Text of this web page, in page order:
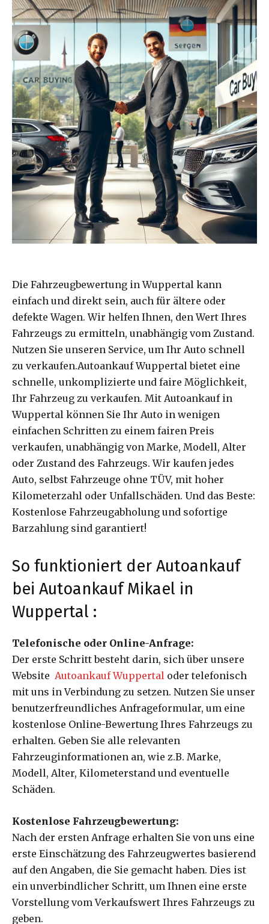
Die Fahrzeugbewertung in Wuppertal kann
einfach und direkt sein, auch für ältere oder
defekte Wagen. Wir helfen Ihnen, den Wert Ihres
Fahrzeugs zu ermitteln, unabhängig vom Zustand.
Nutzen Sie unseren Service, um Ihr Auto schnell
zu verkaufen.Autoankauf Wuppertal bietet eine
schnelle, unkomplizierte und faire Möglichkeit,
Ihr Fahrzeug zu verkaufen. Mit Autoankauf in
Wuppertal können Sie Ihr Auto in wenigen
einfachen Schritten zu einem fairen Preis
verkaufen, unabhängig von Marke, Modell, Alter
oder Zustand des Fahrzeugs. Wir kaufen jedes
Auto, selbst Fahrzeuge ohne TÜV, mit hoher
Kilometerzahl oder Unfallschäden. Und das Beste:
Kostenlose Fahrzeugabholung und sofortige
Barzahlung sind garantiert!
So funktioniert der Autoankauf
bei Autoankauf Mikael in
Wuppertal :
Telefonische oder Online-Anfrage:
Der erste Schritt besteht darin, sich über unsere
Website Autoankauf Wuppertal oder telefonisch
mit uns in Verbindung zu setzen. Nutzen Sie unser
benutzerfreundliches Anfrageformular, um eine
kostenlose Online-Bewertung Ihres Fahrzeugs zu
erhalten. Geben Sie alle relevanten
Fahrzeuginformationen an, wie z.B. Marke,
Modell, Alter, Kilometerstand und eventuelle
Schäden.
Kostenlose Fahrzeugbewertung:
Nach der ersten Anfrage erhalten Sie von uns eine
erste Einschätzung des Fahrzeugwertes basierend
auf den Angaben, die Sie gemacht haben. Dies ist
ein unverbindlicher Schritt, um Ihnen eine erste
Vorstellung vom Verkaufswert Ihres Fahrzeugs zu
geben.